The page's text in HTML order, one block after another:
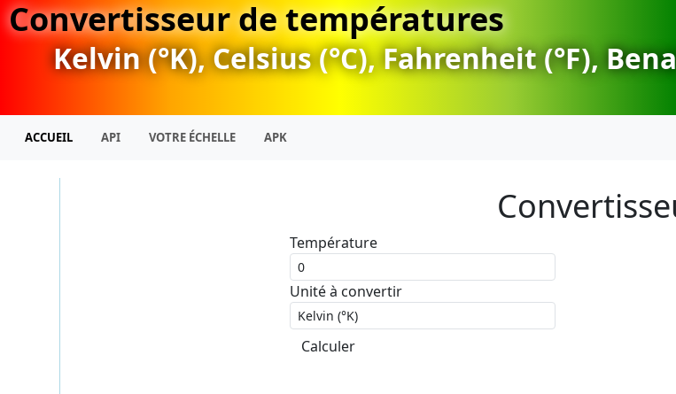
Convertisseur de températures
Kelvin (°K), Celsius (°C), Fahrenheit (°F),
ACCUEIL API VOTRE ÉCHELLE APK
Température
Unité à convertir